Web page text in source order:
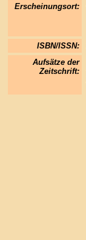
Erscheinungsort:
ISBN/ISSN:
Aufsätze der
Zeitschrift: